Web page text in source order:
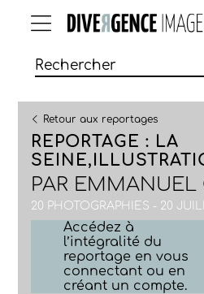
Retour aux reportages
REPORTAGE : LA
PAR EMMANUEL
20 PHOTOGRAPHIES - 20
Accédez à
l’intégralité du
reportage en vous
connectant ou en
créant un compte.